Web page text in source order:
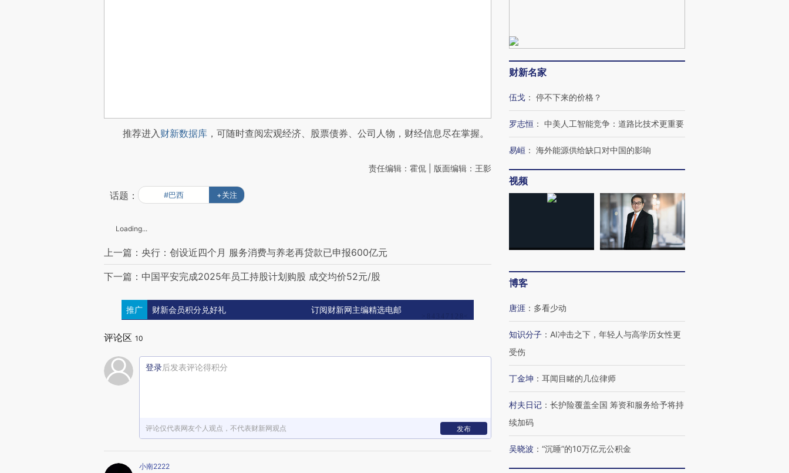
推荐进入财新数据库 ，可随时查阅宏观经济、股票债券、公司人物，财经信息尽在掌握。
责任编辑：霍侃 | 版面编辑：王影
话题： #巴西 +关注
Loading...
上一篇：央行：创设近四个月 服务消费与养老再贷款已申报600亿元
下一篇：中国平安完成2025年员工持股计划购股 成交均价52元/股
推广 财新会员积分兑好礼 订阅财新网主编精选电邮
评论区 10
登录后发表评论得积分
评论仅代表网友个人观点，不代表财新网观点 发布
小南2222
财新名家
伍戈 ： 停不下来的价格？
罗志恒 ： 中美人工智能竞争：道路比技术更重要
易峘 ： 海外能源供给缺口对中国的影响
视频
博客
唐涯 ： 多看少动
知识分子 ： AI冲击之下，年轻人与高学历女性更
受伤
丁金坤 ： 耳闻目睹的几位律师
村夫日记 ： 长护险覆盖全国 筹资和服务给予将持
续加码
吴晓波 ： “沉睡”的10万亿元公积金